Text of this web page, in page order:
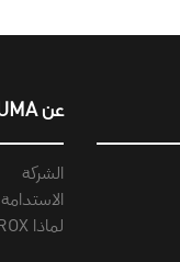
عن PUMA
الشركة
الاستدامة
لماذا HYROX ؟